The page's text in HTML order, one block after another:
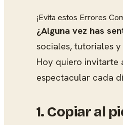
¡Evita estos Errores
¿Alguna vez has
sociales, tutoriales
Hoy quiero invitarte
espectacular cada
1. Copiar al